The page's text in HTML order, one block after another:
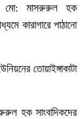
মো: মাসরুরুল হক
কারাগারে পাঠানো
তোয়াইঙ্গাকাটা
হক সাংবাদিকদের